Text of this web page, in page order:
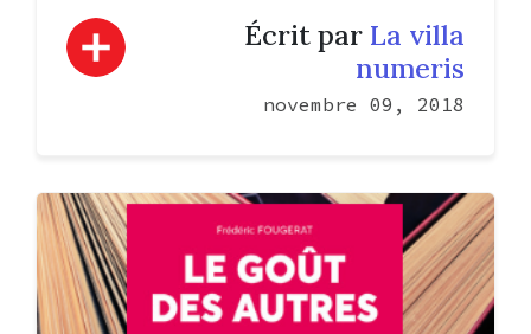
Écrit par La villa
numeris
novembre 09, 2018